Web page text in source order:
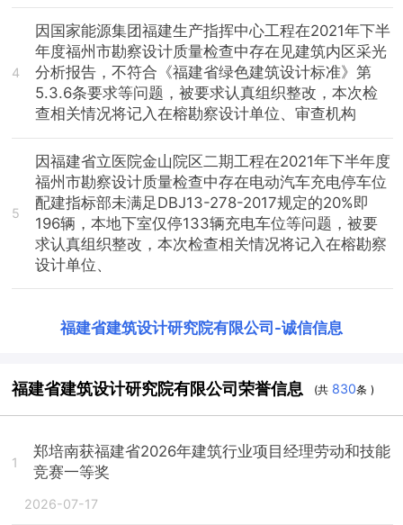
4
因国家能源集团福建生产指挥中心工程在2021年下半
年度福州市勘察设计质量检查中存在见建筑内区采光
分析报告，不符合《福建省绿色建筑设计标准》第
5.3.6条要求等问题，被要求认真组织整改，本次检
查相关情况将记入在榕勘察设计单位、审查机构
5
因福建省立医院金山院区二期工程在2021年下半年度
福州市勘察设计质量检查中存在电动汽车充电停车位
配建指标部未满足DBJ13-278-2017规定的20%即
196辆，本地下室仅停133辆充电车位等问题，被要
求认真组织整改，本次检查相关情况将记入在榕勘察
设计单位、
福建省建筑设计研究院有限公司 -诚信信息
福建省建筑设计研究院有限公司荣誉信息 (共 830条 )
1
郑培南获福建省2026年建筑行业项目经理劳动和技能
竞赛一等奖
2026-07-17